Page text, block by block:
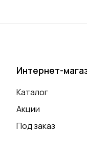
Интернет-
Каталог
Акции
Под заказ